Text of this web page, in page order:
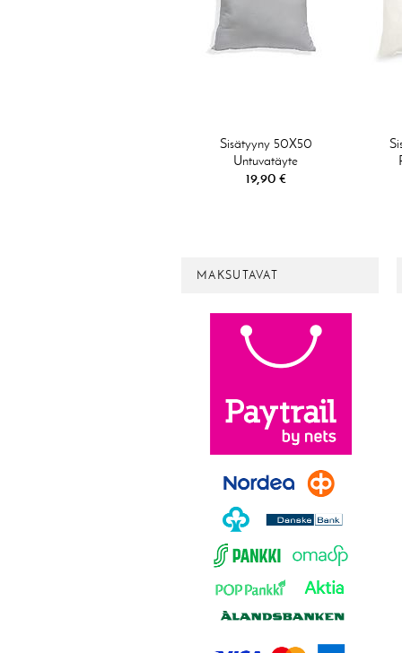
Sisätyyny 50X50
Untuvatäyte
19,90 €
MAKSUTAVAT